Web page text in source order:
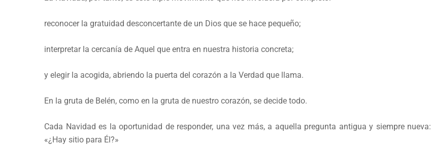
reconocer la gratuidad desconcertante de un Dios que se hace pequeño;
interpretar la cercanía de Aquel que entra en nuestra historia concreta;
y elegir la acogida, abriendo la puerta del corazón a la Verdad que llama.
En la gruta de Belén, como en la gruta de nuestro corazón, se decide todo.
Cada Navidad es la oportunidad de responder, una vez más, a aquella pregunta antigua y siempre nueva:
«¿Hay sitio para Él?»